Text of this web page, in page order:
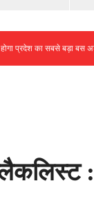
का सबसे बड़ा बस अड्डा
: